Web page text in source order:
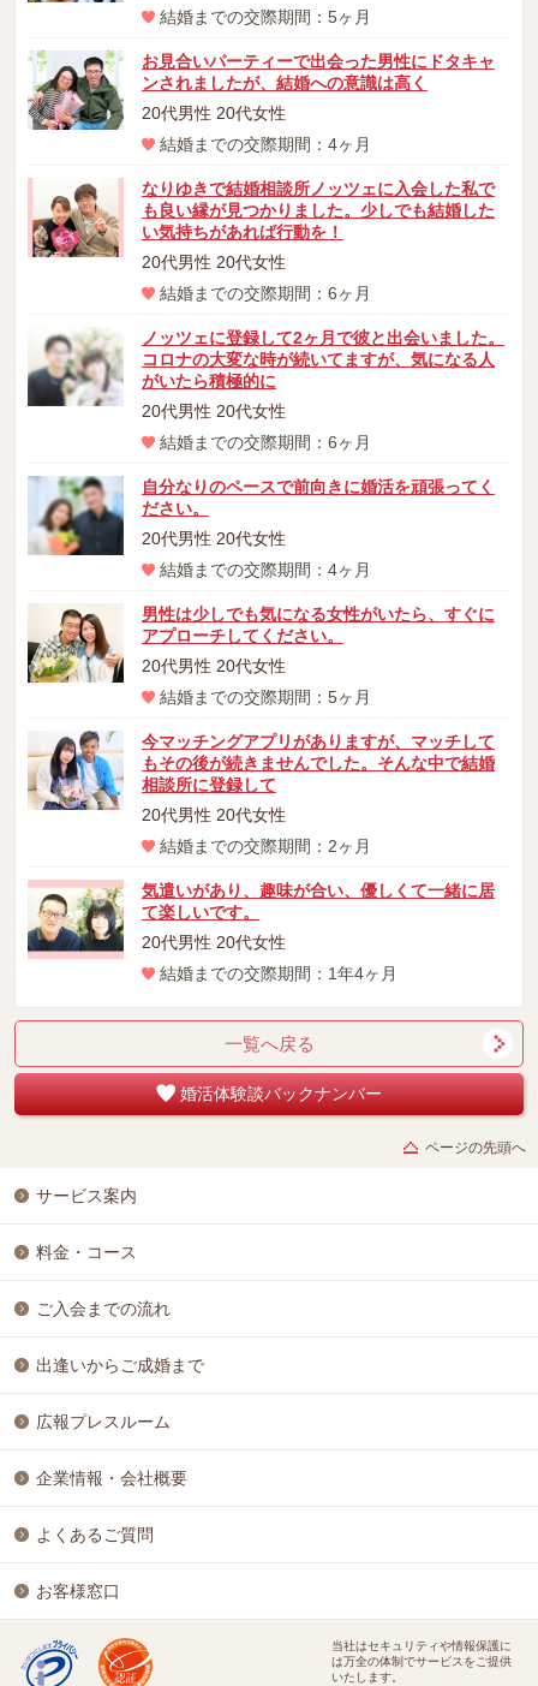
結婚までの交際期間：5ヶ月
お見合いパーティーで出会った男性にドタキャ
ンされましたが、結婚への意識は高く
20代男性 20代女性
結婚までの交際期間：4ヶ月
なりゆきで結婚相談所ノッツェに入会した私で
も良い縁が見つかりました。少しでも結婚した
い気持ちがあれば行動を！
20代男性 20代女性
結婚までの交際期間：6ヶ月
ノッツェに登録して2ヶ月で彼と出会いました。
コロナの大変な時が続いてますが、気になる人
がいたら積極的に
20代男性 20代女性
結婚までの交際期間：6ヶ月
自分なりのペースで前向きに婚活を頑張ってく
ださい。
20代男性 20代女性
結婚までの交際期間：4ヶ月
男性は少しでも気になる女性がいたら、すぐに
アプローチしてください。
20代男性 20代女性
結婚までの交際期間：5ヶ月
今マッチングアプリがありますが、マッチして
もその後が続きませんでした。そんな中で結婚
相談所に登録して
20代男性 20代女性
結婚までの交際期間：2ヶ月
気遣いがあり、趣味が合い、優しくて一緒に居
て楽しいです。
20代男性 20代女性
結婚までの交際期間：1年4ヶ月
一覧へ戻る
婚活体験談バックナンバー
ページの先頭へ
サービス案内
料金・コース
ご入会までの流れ
出逢いからご成婚まで
広報プレスルーム
企業情報・会社概要
よくあるご質問
お客様窓口
当社はセキュリティや情報保護に
は万全の体制でサービスをご提供
いたします。